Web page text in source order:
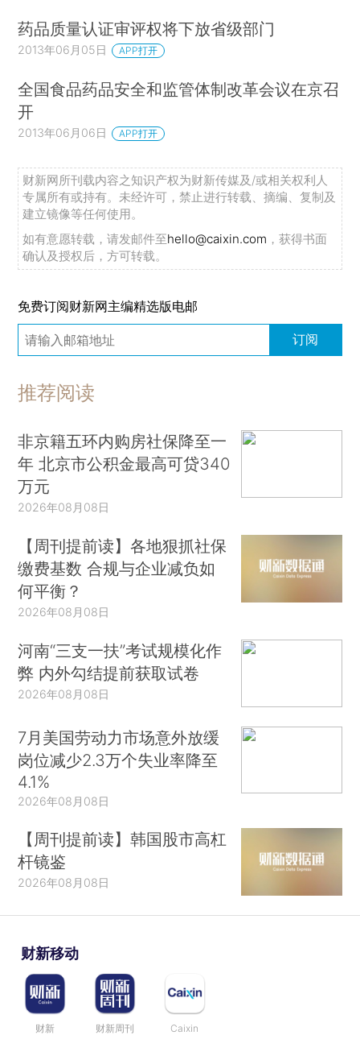
药品质量认证审评权将下放省级部门
2013年06月05日 APP打开
全国食品药品安全和监管体制改革会议在京召
开
2013年06月06日 APP打开
财新网所刊载内容之知识产权为财新传媒及/或相关权利人
专属所有或持有。未经许可，禁止进行转载、摘编、复制及
建立镜像等任何使用。
如有意愿转载，请发邮件至hello@caixin.com ，获得书面
确认及授权后，方可转载。
免费订阅财新网主编精选版电邮
订阅
推荐阅读
非京籍五环内购房社保降至一
年 北京市公积金最高可贷340
万元
2026年08月08日
【周刊提前读】各地狠抓社保
缴费基数 合规与企业减负如
何平衡？
2026年08月08日
河南“三支一扶”考试规模化作
弊 内外勾结提前获取试卷
2026年08月08日
7月美国劳动力市场意外放缓
岗位减少2.3万个失业率降至
4.1%
2026年08月08日
【周刊提前读】韩国股市高杠
杆镜鉴
2026年08月08日
财新移动
财新 财新周刊 Caixin